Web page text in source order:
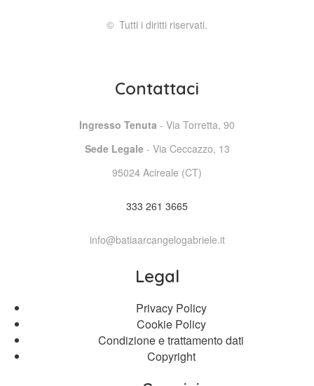
© Tutti i diritti riservati.
Contattaci
Ingresso Tenuta - Via Torretta, 90
Sede Legale- Via Ceccazzo, 13
95024 Acireale (CT)
333 261 3665
info@batiaarcangelogabriele.it
Legal
Privacy Policy
Cookie Policy
Condizione e trattamento dati
Copyright